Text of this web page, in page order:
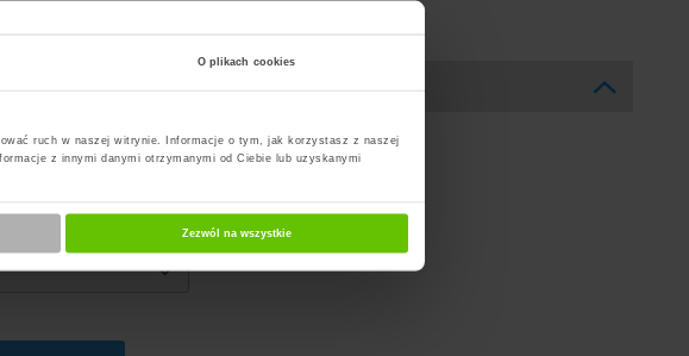
O plikach cookies
ruch w naszej witrynie. Informacje o tym, jak korzystasz z naszej
z innymi danymi otrzymanymi od Ciebie lub uzyskanymi
Zezwól na wszystkie